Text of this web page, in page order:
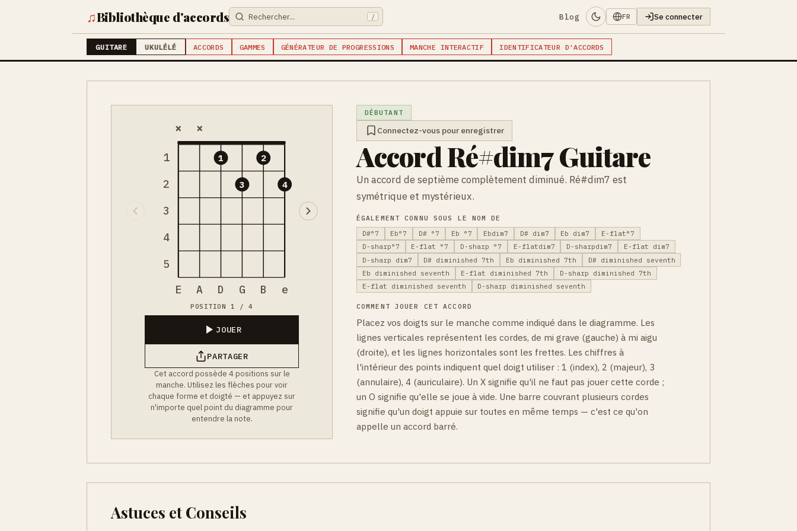
♫Bibliothèque d'accords / Blog FR Se connecter
GUITARE UKULÉLÉ ACCORDS GAMMES GÉNÉRATEUR DE PROGRESSIONS MANCHE INTERACTIF IDENTIFICATEUR D'ACCORDS
1
2
3
4
5
× ×
1
3
2
4
E A D G B e
POSITION 1 / 4
JOUER
PARTAGER
Cet accord possède 4 positions sur le
manche. Utilisez les flèches pour voir
chaque forme et doigté — et appuyez sur
n'importe quel point du diagramme pour
entendre la note.
DÉBUTANT
Connectez-vous pour enregistrer
Accord Ré#dim7 Guitare
Un accord de septième complètement diminué. Ré#dim7 est
symétrique et mystérieux.
ÉGALEMENT CONNU SOUS LE NOM DE
D#°7
Eb°7 D# °7 Eb °7 Ebdim7 D# dim7 Eb dim7
E-flat°7
D-sharp°7
E-flat °7 D-sharp °7 E-flatdim7 D-sharpdim7
E-flat dim7
D-sharp dim7
D# diminished 7th Eb diminished 7th
D# diminished seventh
Eb diminished seventh
E-flat diminished 7th
D-sharp diminished 7th
E-flat diminished seventh
D-sharp diminished seventh
COMMENT JOUER CET ACCORD
Placez vos doigts sur le manche comme indiqué dans le diagramme. Les
lignes verticales représentent les cordes, de mi grave (gauche) à mi aigu
(droite), et les lignes horizontales sont les frettes. Les chiffres à
l'intérieur des points indiquent quel doigt utiliser : 1 (index), 2 (majeur), 3
(annulaire), 4 (auriculaire). Un X signifie qu'il ne faut pas jouer cette corde ;
un O signifie qu'elle se joue à vide. Une barre couvrant plusieurs cordes
signifie qu'un doigt appuie sur toutes en même temps — c'est ce qu'on
appelle un accord barré.
Astuces et Conseils